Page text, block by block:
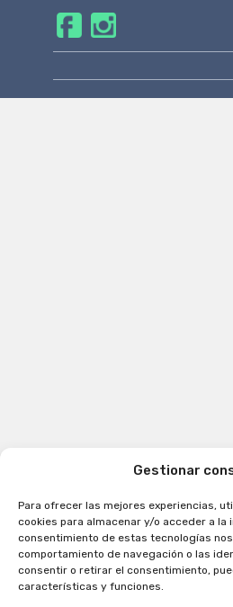
Gestionar
Para ofrecer las mejores experiencias,
cookies para almacenar y/o acceder a la
consentimiento de estas tecnologías
comportamiento de navegación o las
consentir o retirar el consentimiento,
características y funciones.